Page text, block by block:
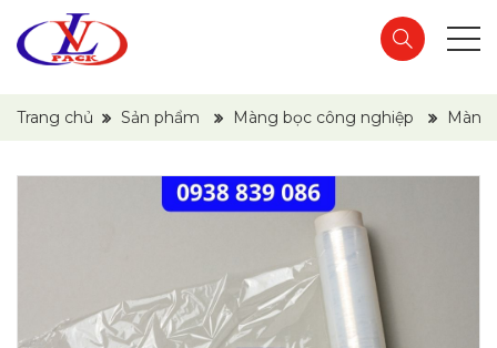
Trang chủ Sản phẩm Màng bọc công nghiệp